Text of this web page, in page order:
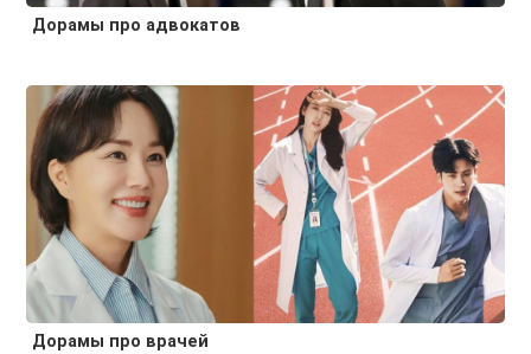
Дорамы про адвокатов
Дорамы про врачей